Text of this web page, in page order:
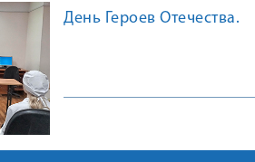
День Героев Отечества.